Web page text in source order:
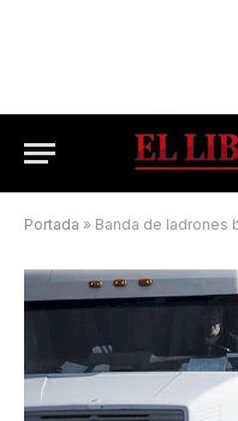
Portada » Banda de ladrones